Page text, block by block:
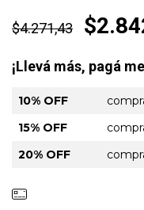
$4.271,43
¡Llevá más, pagá
10% OFF
15% OFF
20% OFF